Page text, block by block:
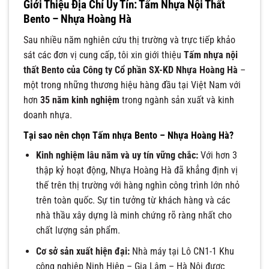
Giới Thiệu Địa Chỉ Uy Tín: Tấm Nhựa Nội Thất
Bento – Nhựa Hoàng Hà
Sau nhiều năm nghiên cứu thị trường và trực tiếp khảo
sát các đơn vị cung cấp, tôi xin giới thiệu Tấm nhựa nội
thất Bento của Công ty Cổ phần SX-KD Nhựa Hoàng Hà –
một trong những thương hiệu hàng đầu tại Việt Nam với
hơn 35 năm kinh nghiệm trong ngành sản xuất và kinh
doanh nhựa.
Tại sao nên chọn Tấm nhựa Bento – Nhựa Hoàng Hà?
Kinh nghiệm lâu năm và uy tín vững chắc:Với hơn 3
thập kỷ hoạt động, Nhựa Hoàng Hà đã khẳng định vị
thế trên thị trường với hàng nghìn công trình lớn nhỏ
trên toàn quốc. Sự tin tưởng từ khách hàng và các
nhà thầu xây dựng là minh chứng rõ ràng nhất cho
chất lượng sản phẩm.
Cơ sở sản xuất hiện đại:Nhà máy tại Lô CN1-1 Khu
công nghiệp Ninh Hiệp – Gia Lâm – Hà Nội được